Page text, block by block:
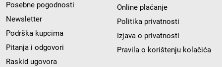
Posebne pogodnosti
Newsletter
Podrška kupcima
Pitanja i odgovori
Raskid ugovora
Online plaćanje
Politika privatnosti
Izjava o privatnosti
Pravila o korištenju kolačića